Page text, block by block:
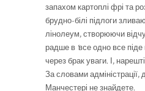
запахом картоплі фрі та
брудно-білі підлоги
лінолеум, створюючи
радше в все одно все піде
через брак уваги. І,
За словами
Манчестері не знайдете.